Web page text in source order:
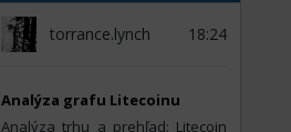
torrance.lynch 18:24
Analýza grafu Litecoinu
Analýza trhu a prehľad: Litecoin